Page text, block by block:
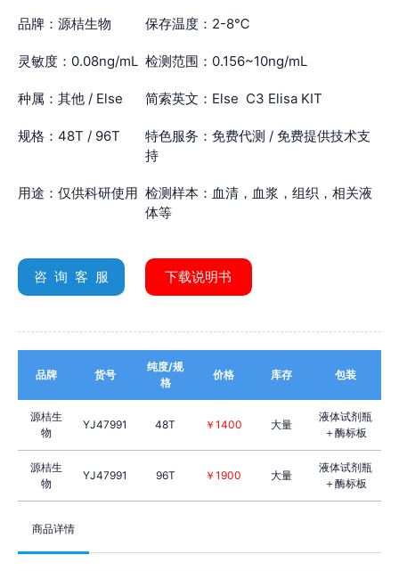
品牌：源桔生物 保存温度：2-8℃
灵敏度：0.08ng/mL 检测范围：0.156~10ng/mL
种属：其他 / Else 简索英文：Else C3 Elisa KIT
规格：48T / 96T
特色服务：免费代测 / 免费提供技术支
持
用途：仅供科研使用 检测样本：血清，血浆，组织，相关液
体等
咨 询 客 服 下载说明书
品牌 货号
纯度/规
格
价格 库存 包装
源桔生
物
YJ47991 48T ￥1400 大量
液体试剂瓶
＋酶标板
源桔生
物
YJ47991 96T ￥1900 大量
液体试剂瓶
＋酶标板
商品详情